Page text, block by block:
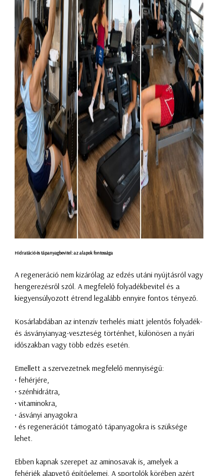
Hidratáció és tápanyagbevitel: az alapok fontossága
A regeneráció nem kizárólag az edzés utáni nyújtásról vagy
hengerezésről szól. A megfelelő folyadékbevitel és a
kiegyensúlyozott étrend legalább ennyire fontos tényező.
Kosárlabdában az intenzív terhelés miatt jelentős folyadék-
és ásványianyag-veszteség történhet, különösen a nyári
időszakban vagy több edzés esetén.
Emellett a szervezetnek megfelelő mennyiségű:
• fehérjére,
• szénhidrátra,
• vitaminokra,
• ásványi anyagokra
• és regenerációt támogató tápanyagokra is szüksége
lehet.
Ebben kapnak szerepet az aminosavak is, amelyek a
fehérjék alapvető építőelemei. A sportolók körében azért